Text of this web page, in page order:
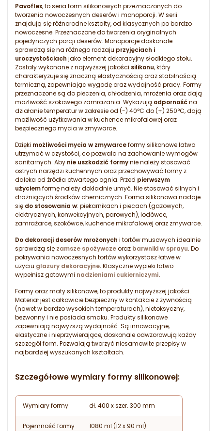
Pavoflex, to seria form silikonowych przeznaczonych do
tworzenia nowoczesnych deserów i monoporcji. W serii
znajdują się różnorodne kształty, od klasycznych po bardzo
nowoczesne. Przeznaczone do tworzenia oryginalnych
pojedynczych porcji deserów. Monoporcje doskonale
sprawdzą się na różnego rodzaju przyjęciach i
uroczystościach jako element dekoracyjny słodkiego stołu.
Zostały wykonane z najwyższej jakości silikonu, który
charakteryzuje się znaczną elastycznością oraz stabilnością
termiczną, zapewniając wygodę oraz wydajność pracy. Formy
przeznaczone są do pieczenia, chłodzenia, mrożenia oraz dają
możliwość szokowego zamrażania. Wykazują odpornośćna
działanie temperatur w zakresie od (-) 40°C do (+) 250°C, dają
możliwość użytkowania w kuchence mikrofalowej oraz
bezpiecznego mycia w zmywarce.
Dzięki możliwości mycia w zmywarceformy silikonowe łatwo
utrzymać w czystości, co pozwala na zachowanie wymogów
sanitarnych. Aby nie uszkodzić formynie należy stosować
ostrych narzędzi kuchennych oraz przechowywać formy z
daleka od źródła otwartego ognia. Przed pierwszym
użyciemformę należy dokładnie umyć. Nie stosować silnych i
drażniących środków chemicznych. Forma silikonowa nadaje
się do stosowania w: piekarnikach i piecach (gazowych,
elektrycznych, konwekcyjnych, parowych), lodówce,
zamrażarce, szokówce, kuchence mikrofalowej oraz zmywarce.
Do dekoracji deserów mrożonych i tortów musowych idealnie
sprawdzą się zamsze spożywczeoraz barwniki w sprayu. Do
pokrywania nowoczesnych tortów wykorzystasz łatwe w
użyciu glazury dekoracyjne.Klasyczne wypieki łatwo
wypełnisz gotowymi nadzieniami cukierniczymi.
Formy oraz maty silikonowe, to produkty najwyższej jakości.
Materiał jest całkowicie bezpieczny w kontakcie z żywnością
(nawet w bardzo wysokich temperaturach), nietoksyczny,
bezwonny i nie posiada smaku. Produkty silikonowe
zapewniają najwyższą wydajność. Są innowacyjne,
elastyczne i nieprzywierające, doskonale odwzorowują każdy
szczegół form. Pozwalają tworzyć niesamowite przepisy w
najbardziej wyszukanych kształtach.
Szczegółowe wymiary formy silikonowej:
Wymiary formy dł. 400 x szer. 300 mm
Pojemność formy 1080 ml (12 x 90 ml)